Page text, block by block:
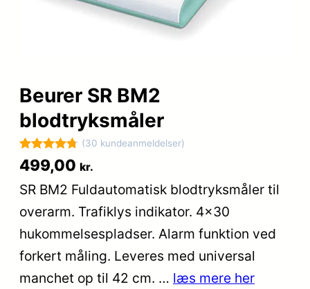
Beurer SR BM2
blodtryksmåler
Bedømt
4.8
ud af 5
baseret på
30
kundebedø
(30 kundeanmeldelser)
499,00 kr.
SR BM2 Fuldautomatisk blodtryksmåler til
overarm. Trafiklys indikator. 4×30
hukommelsespladser. Alarm funktion ved
forkert måling. Leveres med universal
manchet op til 42 cm. … læs mere her